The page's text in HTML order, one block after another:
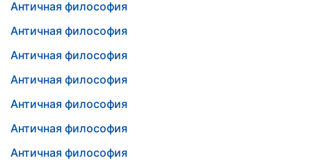
Античная философия
Античная философия
Античная философия
Античная философия
Античная философия
Античная философия
Античная философия